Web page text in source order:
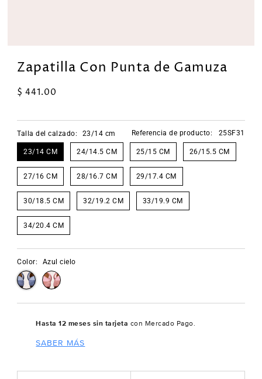
Zapatilla Con Punta de Gamuza
$ 441.00
Referencia de producto: 25SF31
Talla del calzado: 23/14 cm
23/14 CM 24/14.5 CM 25/15 CM 26/15.5 CM
27/16 CM 28/16.7 CM 29/17.4 CM
30/18.5 CM 32/19.2 CM 33/19.9 CM
34/20.4 CM
Color: Azul cielo
Hasta 12 meses sin tarjeta con Mercado Pago.
SABER MÁS